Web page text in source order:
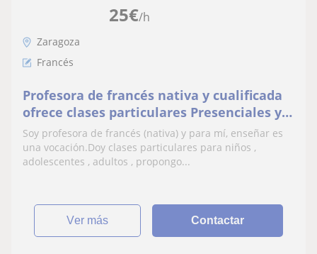
25€/h
Zaragoza
Francés
Profesora de francés nativa y cualificada
ofrece clases particulares Presenciales y
online
Soy profesora de francés (nativa) y para mí, enseñar es
una vocación.Doy clases particulares para niños ,
adolescentes , adultos , propongo...
ver más Contactar